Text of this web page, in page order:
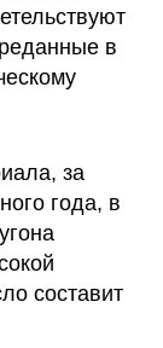
в
за
года, в
составит